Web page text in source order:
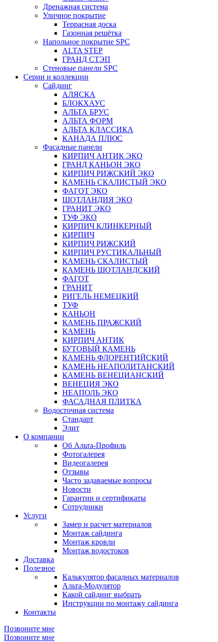
Дренажная система
Уличное покрытие
Террасная доска
Газонная решётка
Напольное покрытие SPC
ALTA STEP
ГРАНД СТЭП
Стеновые панели SPC
Серии и коллекции
Сайдинг
АЛЯСКА
БЛОКХАУС
АЛЬТА БРУС
АЛЬТА ФОРМ
АЛЬТА КЛАССИКА
КАНАДА ПЛЮС
Фасадные панели
КИРПИЧ АНТИК ЭКО
ГРАНД КАНЬОН ЭКО
КИРПИЧ РИЖСКИЙ ЭКО
КАМЕНЬ СКАЛИСТЫЙ ЭКО
ФАГОТ ЭКО
ШОТЛАНДИЯ ЭКО
ГРАНИТ ЭКО
ТУФ ЭКО
КИРПИЧ КЛИНКЕРНЫЙ
КИРПИЧ
КИРПИЧ РИЖСКИЙ
КИРПИЧ РУСТИКАЛЬНЫЙ
КАМЕНЬ СКАЛИСТЫЙ
КАМЕНЬ ШОТЛАНДСКИЙ
ФАГОТ
ГРАНИТ
РИГЕЛЬ НЕМЕЦКИЙ
ТУФ
КАНЬОН
КАМЕНЬ ПРАЖСКИЙ
КАМЕНЬ
КИРПИЧ АНТИК
БУТОВЫЙ КАМЕНЬ
КАМЕНЬ ФЛОРЕНТИЙСКИЙ
КАМЕНЬ НЕАПОЛИТАНСКИЙ
КАМЕНЬ ВЕНЕЦИАНСКИЙ
ВЕНЕЦИЯ ЭКО
НЕАПОЛЬ ЭКО
ФАСАДНАЯ ПЛИТКА
Водосточная система
Стандарт
Элит
О компании
Об Альта-Профиль
Фотогалерея
Видеогалерея
Отзывы
Часто задаваемые вопросы
Новости
Гарантии и сертификаты
Сотрудники
Услуги
Замер и расчет материалов
Монтаж сайдинга
Монтаж кровли
Монтаж водостоков
Доставка
Полезное
Калькулятор фасадных материалов
Альта-Модулятор
Какой сайдинг выбрать
Инструкции по монтажу сайдинга
Контакты
Позвоните мне
Позвоните мне